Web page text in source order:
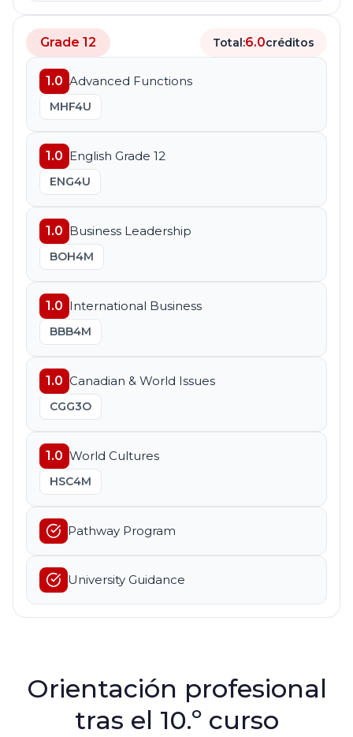
Grade 12 Total:6.0créditos
1.0 Advanced Functions
MHF4U
1.0 English Grade 12
ENG4U
1.0 Business Leadership
BOH4M
1.0 International Business
BBB4M
1.0 Canadian & World Issues
CGG3O
1.0 World Cultures
HSC4M
Pathway Program
University Guidance
Orientación profesional
tras el 10.º curso